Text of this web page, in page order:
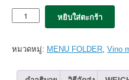
จำนวน
5x
หยิบใส่ตะกร้า
หมวดหมู่: MENU FOLDER, Vino